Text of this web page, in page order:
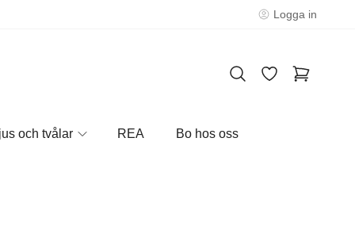
Logga in
och tvålar REA Bo hos oss